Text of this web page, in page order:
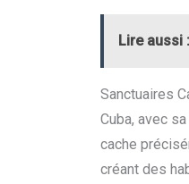
Lire aussi :
Sanctuaires
Cuba, avec
cache
créant des